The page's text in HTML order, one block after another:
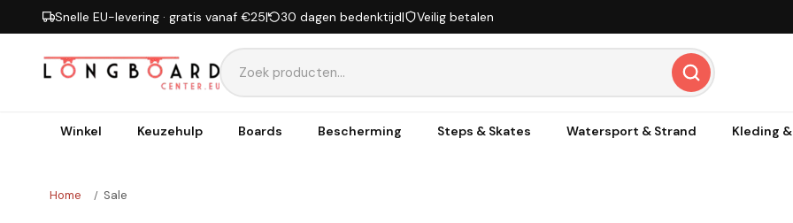
Ga naar inhoudSnelle EU-levering · gratis vanaf €25| 30 dagen bedenktijd| Veilig betalen
Winkel Keuzehulp Boards Bescherming Steps & Skates Watersport & Strand Kleding
Home / Sale